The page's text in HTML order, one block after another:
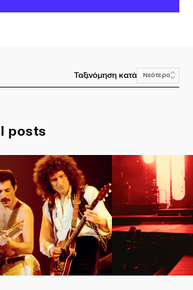
Ταξινόμηση κατά Νεότερο
posts